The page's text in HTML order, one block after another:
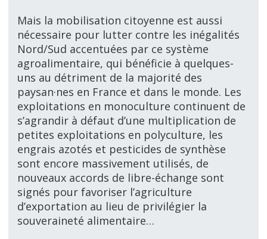
Mais la mobilisation citoyenne est aussi
nécessaire pour lutter contre les inégalités
Nord/Sud accentuées par ce système
agroalimentaire, qui bénéficie à quelques-
uns au détriment de la majorité des
paysan·nes en France et dans le monde. Les
exploitations en monoculture continuent de
s’agrandir à défaut d’une multiplication de
petites exploitations en polyculture, les
engrais azotés et pesticides de synthèse
sont encore massivement utilisés, de
nouveaux accords de libre-échange sont
signés pour favoriser l’agriculture
d’exportation au lieu de privilégier la
souveraineté alimentaire…